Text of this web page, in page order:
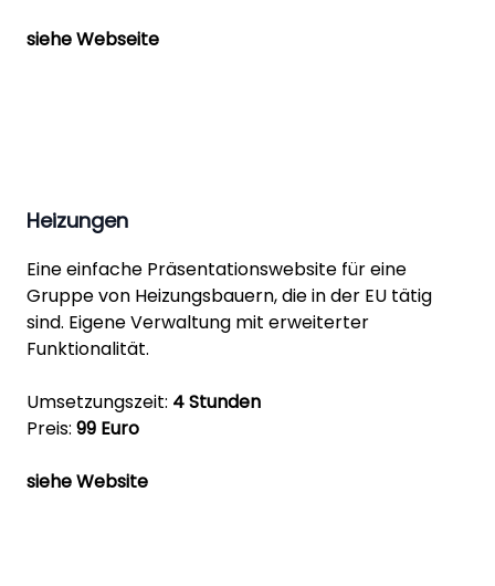
siehe Webseite
Heizungen
Eine einfache Präsentationswebsite für eine
Gruppe von Heizungsbauern, die in der EU tätig
sind. Eigene Verwaltung mit erweiterter
Funktionalität.
Umsetzungszeit: 4 Stunden
Preis: 99 Euro
siehe Website